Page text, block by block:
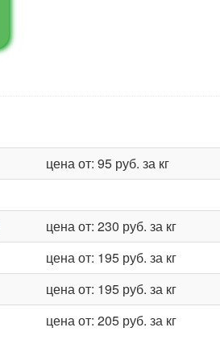
цена от: 95 руб. за кг
цена от: 230 руб. за кг
цена от: 195 руб. за кг
цена от: 195 руб. за кг
цена от: 205 руб. за кг